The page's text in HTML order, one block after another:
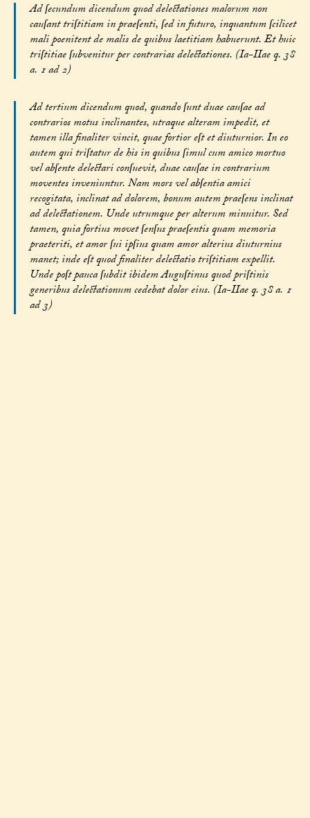
Ad ſecundum dicendum quod delectationes malorum non
cauſant triſtitiam in praeſenti, ſed in futuro, inquantum ſcilicet
mali poenitent de malis de quibus laetitiam habuerunt. Et huic
triſtitiae ſubvenitur per contrarias delectationes. (Ia-IIae q. 38
a. 1 ad 2)
Ad tertium dicendum quod, quando ſunt duae cauſae ad
contrarios motus inclinantes, utraque alteram impedit, et
tamen illa finaliter vincit, quae fortior eſt et diuturnior. In eo
autem qui triſtatur de his in quibus ſimul cum amico mortuo
vel abſente delectari conſuevit, duae cauſae in contrarium
moventes inveniuntur. Nam mors vel abſentia amici
recogitata, inclinat ad dolorem, bonum autem praeſens inclinat
ad delectationem. Unde utrumque per alterum minuitur. Sed
tamen, quia fortius movet ſenſus praeſentis quam memoria
praeteriti, et amor ſui ipſius quam amor alterius diuturnius
manet; inde eſt quod finaliter delectatio triſtitiam expellit.
Unde poſt pauca ſubdit ibidem Auguſtinus quod priſtinis
generibus delectationum cedebat dolor eius. (Ia-IIae q. 38 a. 1
ad 3)